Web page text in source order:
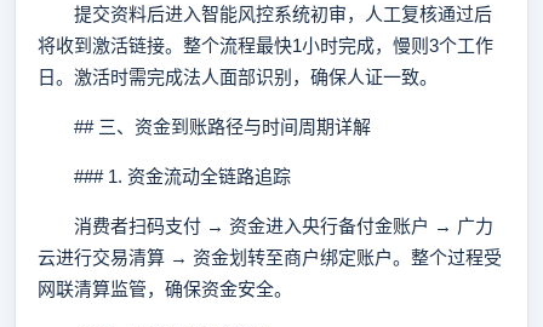
提交资料后进入智能风控系统初审，人工复核通过后
将收到激活链接。整个流程最快1小时完成，慢则3个工作
日。激活时需完成法人面部识别，确保人证一致。
## 三、资金到账路径与时间周期详解
### 1. 资金流动全链路追踪
消费者扫码支付 → 资金进入央行备付金账户 → 广力
云进行交易清算 → 资金划转至商户绑定账户。整个过程受
网联清算监管，确保资金安全。